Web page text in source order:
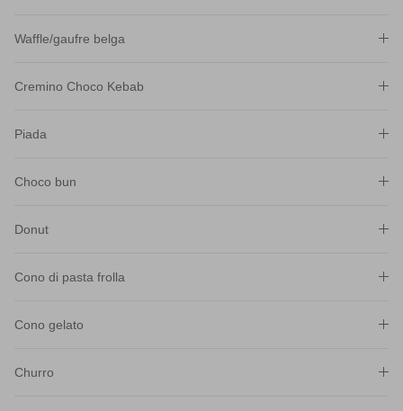
Waffle/gaufre belga
Cremino Choco Kebab
Piada
Choco bun
Donut
Cono di pasta frolla
Cono gelato
Churro